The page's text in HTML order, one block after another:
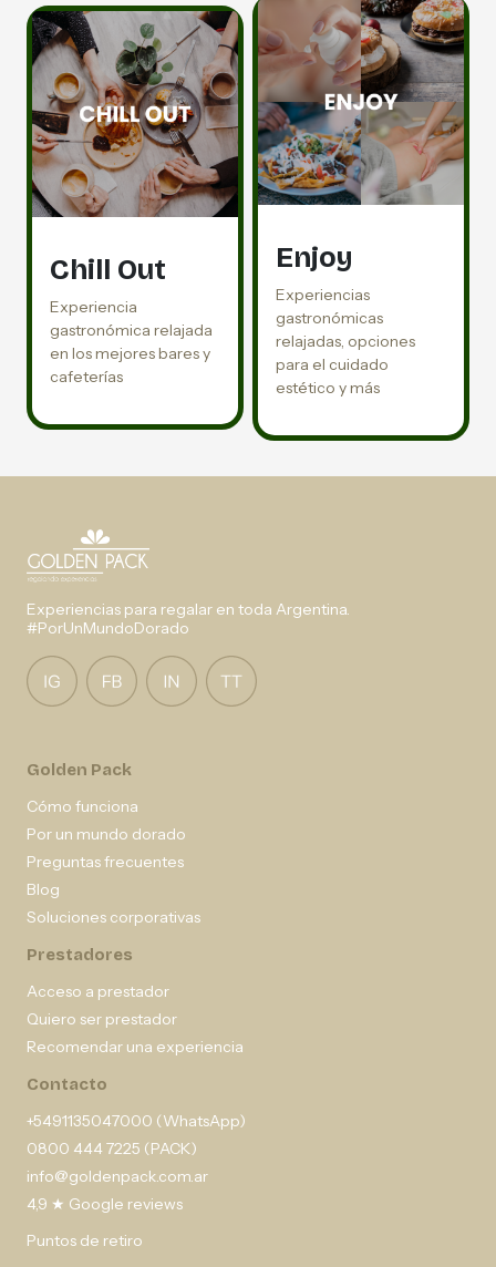
Chill Out
Experiencia
gastronómica relajada
en los mejores bares y
cafeterías
Enjoy
Experiencias
gastronómicas
relajadas, opciones
para el cuidado
estético y más
Experiencias para regalar en toda Argentina.
#PorUnMundoDorado
Golden Pack
Cómo funciona
Por un mundo dorado
Preguntas frecuentes
Blog
Soluciones corporativas
Prestadores
Acceso a prestador
Quiero ser prestador
Recomendar una experiencia
Contacto
+5491135047000 (WhatsApp)
0800 444 7225 (PACK)
info@goldenpack.com.ar
4,9 ★ Google reviews
Puntos de retiro